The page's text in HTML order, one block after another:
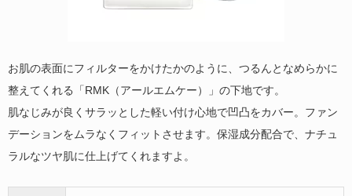
お肌の表面にフィルターをかけたかのように、つるんとなめらかに
整えてくれる「RMK（アールエムケー）」の下地です。
肌なじみが良くサラッとした軽い付け心地で凹凸をカバー。ファン
デーションをムラなくフィットさせます。保湿成分配合で、ナチュ
ラルなツヤ肌に仕上げてくれますよ。